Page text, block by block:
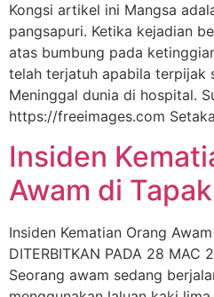
Kongsi artikel ini Mangsa
pangsapuri. Ketika kejadian
atas bumbung pada
telah terjatuh apabila terpijak
Meninggal dunia di hospital.
https://freeimages.com
Insiden
Awam di
Insiden Kematian Orang
DITERBITKAN PADA 28
Seorang awam sedang